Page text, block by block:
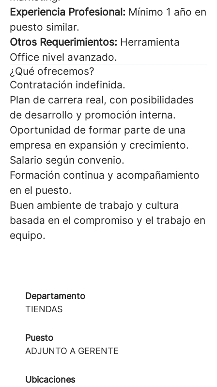
Experiencia Profesional: Mínimo 1 año en
puesto similar.
Otros Requerimientos: Herramienta
Office nivel avanzado.
¿Qué ofrecemos?
Contratación indefinida.
Plan de carrera real, con posibilidades
de desarrollo y promoción interna.
Oportunidad de formar parte de una
empresa en expansión y crecimiento.
Salario según convenio.
Formación continua y acompañamiento
en el puesto.
Buen ambiente de trabajo y cultura
basada en el compromiso y el trabajo en
equipo.
Departamento
TIENDAS
Puesto
ADJUNTO A GERENTE
Ubicaciones